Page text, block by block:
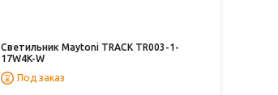
Светильник Maytoni TRACK TR003-1-
17W4K-W
Под заказ